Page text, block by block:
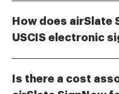
used to sign
Citizenship and
SignNow, you can
How does airSlate
USCIS electronic
electronically. Our
Is there a cost